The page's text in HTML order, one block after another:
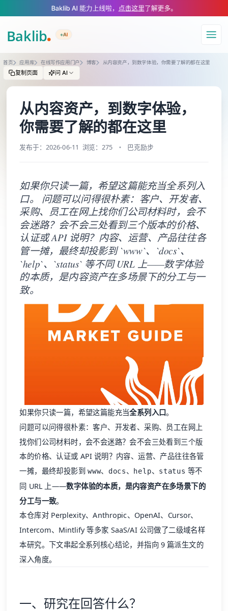
A Markdown version of this page is available at https://
Baklib AI 能力上线啦， 点击这里了解更多。
+AI
导航
首页 应用库 在线写作应用门户 博客 从内容资产，到数字体验，你需要了解的都在这里
复制页面 问 AI
从内容资产，到数字体验，
你需要了解的都在这里
发布于：2026-06-11 浏览：275 巴克励步
如果你只读一篇，希望这篇能充当全系列入
口。 问题可以问得很朴素：客户、开发者、
采购、员工在网上找你们公司材料时，会不
会迷路？会不会三处看到三个版本的价格、
认证或 API 说明？内容、运营、产品往往各
管一摊，最终却投影到 `www`、`docs`、
`help`、`status` 等不同 URL 上——数字体验
的本质，是内容资产在多场景下的分工与一
致。
如果你只读一篇，希望这篇能充当全系列入口。
问题可以问得很朴素：客户、开发者、采购、员工在网上
找你们公司材料时，会不会迷路？会不会三处看到三个版
本的价格、认证或 API 说明？内容、运营、产品往往各管
一摊，最终却投影到www、 docs、 help、 status 等不
同 URL 上——数字体验的本质，是内容资产在多场景下的
分工与一致。
本仓库对 Perplexity、Anthropic、OpenAI、Cursor、
Intercom、Mintlify 等多家 SaaS/AI 公司做了二级域名样
本研究。下文串起全系列核心结论，并指向 9 篇派生文的
深入角度。
一、研究在回答什么？